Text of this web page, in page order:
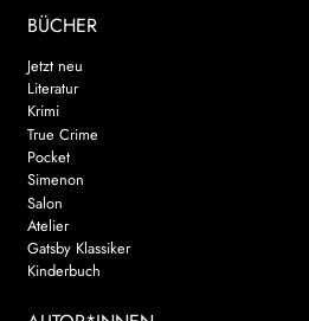
BÜCHER
Jetzt neu
Literatur
Krimi
True Crime
Pocket
Simenon
Salon
Atelier
Gatsby Klassiker
Kinderbuch